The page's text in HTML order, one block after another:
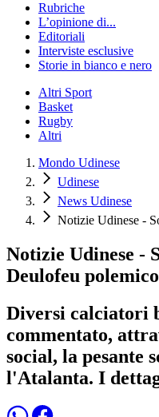
Rubriche
L’opinione di...
Editoriali
Interviste esclusive
Storie in bianco e nero
Altri Sport
Basket
Rugby
Altri
Mondo Udinese
Udinese
News Udinese
Notizie Udinese -
Notizie Udinese -
Deulofeu polemico
Diversi calciatori
commentato,
social, la pesante
l'Atalanta. I